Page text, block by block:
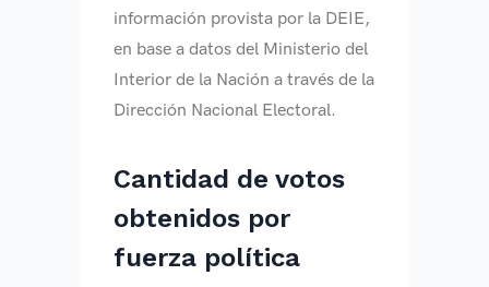
información provista por la DEIE,
en base a datos del Ministerio del
Interior de la Nación a través de la
Dirección Nacional Electoral.
Cantidad de votos
obtenidos por
fuerza política